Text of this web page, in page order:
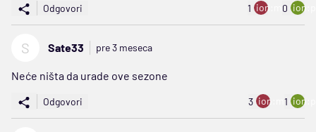
Odgovori 1 ion:minus
0
S Sate33 pre 3 meseca
Neće ništa da urade ove sezone
Odgovori 3 ion:minus
1